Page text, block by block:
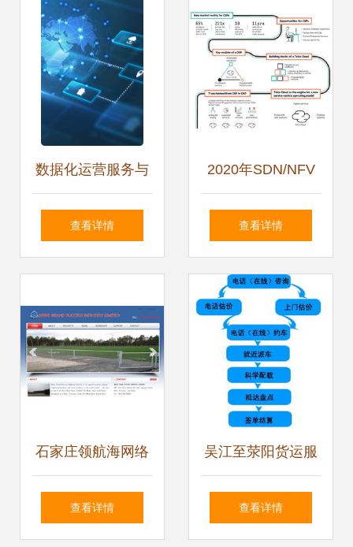
数据化运营服务与
网络运营服务的融
查看详情
2020年SDN/NFV
市场规模将达1580
速网络虚拟化部署
查看详情
石家庄领航海网络
塑造企业数字化转
查看详情
吴江至荥阳货运服
务升级 辉盛物流以
查看详情